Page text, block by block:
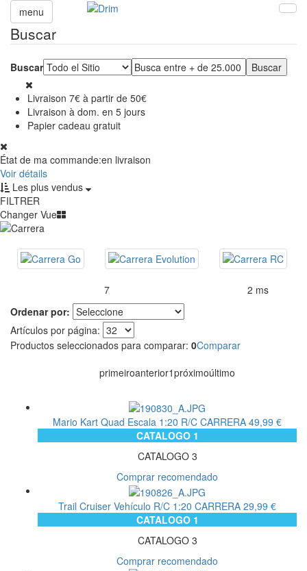
menu
Buscar
Buscar
Livraison 7€ à partir de 50€
Livraison à dom. en 5 jours
Papier cadeau gratuit
État de ma commande:en livraison
Voir détails
Les plus vendus
FILTRER
Changer Vue
7
2 ms
Ordenar por:
Artículos por página:
Productos seleccionados para comparar: 0Comparar
primeiroanterior1próximoúltimo
Mario Kart Quad Escala 1:20 R/C CARRERA 49,99 €
CATALOGO 1
CATALOGO 3
Comprar recomendado
Trail Cruiser Vehículo R/C 1:20 CARRERA 29,99 €
CATALOGO 1
CATALOGO 3
Comprar recomendado